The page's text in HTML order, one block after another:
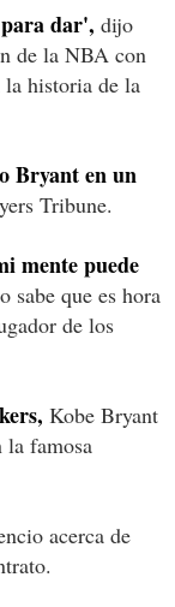
dar', dijo
de la NBA con
historia de la
Bryant en un
Tribune.
mente puede
sabe que es hora
de los
Kobe Bryant
famosa
acerca de